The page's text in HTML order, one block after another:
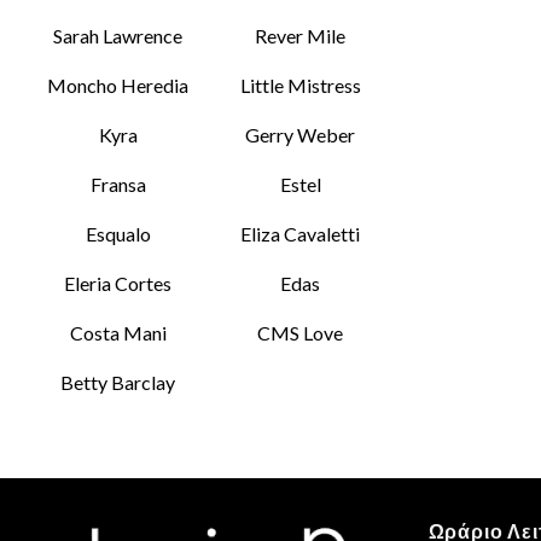
Sarah Lawrence Rever Mile
Moncho Heredia Little Mistress
Kyra Gerry Weber
Fransa Estel
Esqualo Eliza Cavaletti
Eleria Cortes Edas
Costa Mani CMS Love
Betty Barclay
Ωράριο